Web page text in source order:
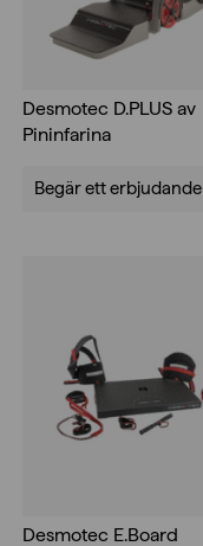
Desmotec D.PLUS av
Pininfarina
Begär ett erbjudande
Desmotec E.Board